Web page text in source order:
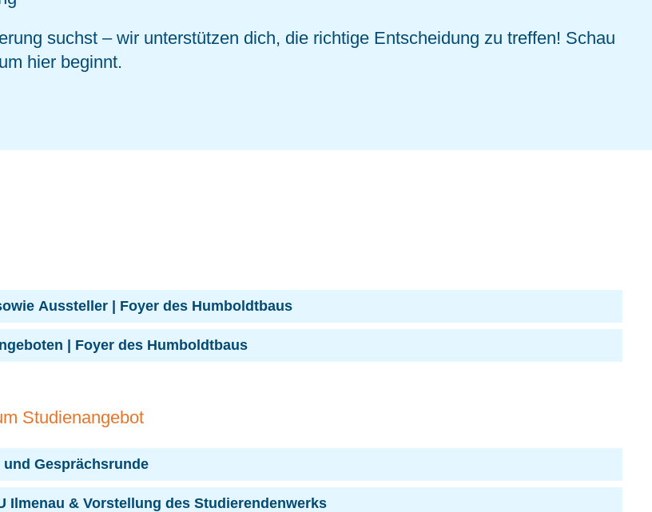
suchst – wir unterstützen dich, die richtige Entscheidung zu treffen! Schau
hier beginnt.
Aussteller | Foyer des Humboldtbaus
| Foyer des Humboldtbaus
Studienangebot
Gesprächsrunde
Ilmenau & Vorstellung des Studierendenwerks